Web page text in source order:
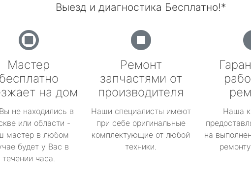
Выезд и диагностика Бесплатно!*
Мастер
бесплатно
на дом
не находились в
или области -
мастер в любом
будет у Вас в
течении часа.
Ремонт
запчастями от
производителя
Наши специалисты имеют
при себе оригинальные
комплектующие от любой
техники.
Наша
на